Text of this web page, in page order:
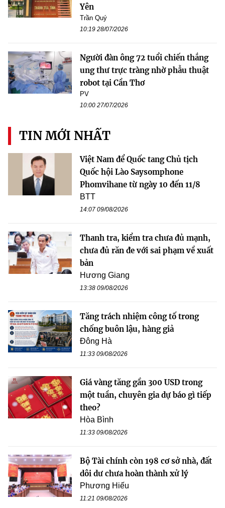
Yên
Trần Quý
10:19 28/07/2026
Người đàn ông 72 tuổi chiến thắng
ung thư trực tràng nhờ phẫu thuật
robot tại Cần Thơ
PV
10:00 27/07/2026
TIN MỚI NHẤT
Việt Nam để Quốc tang Chủ tịch
Quốc hội Lào Saysomphone
Phomvihane từ ngày 10 đến 11/8
BTT
14:07 09/08/2026
Thanh tra, kiểm tra chưa đủ mạnh,
chưa đủ răn đe với sai phạm về xuất
bản
Hương Giang
13:38 09/08/2026
Tăng trách nhiệm công tố trong
chống buôn lậu, hàng giả
Đông Hà
11:33 09/08/2026
Giá vàng tăng gần 300 USD trong
một tuần, chuyên gia dự báo gì tiếp
theo?
Hòa Bình
11:33 09/08/2026
Bộ Tài chính còn 198 cơ sở nhà, đất
dôi dư chưa hoàn thành xử lý
Phương Hiếu
11:21 09/08/2026